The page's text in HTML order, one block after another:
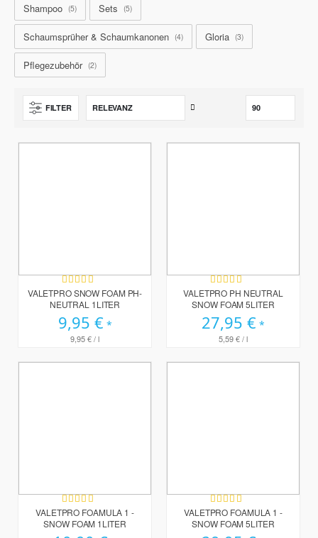
Shampoo 5 Sets 5
Schaumsprüher & Schaumkanonen 4 Gloria 3
Pflegezubehör 2
FILTER
Bewertung:
97%
VALETPRO SNOW FOAM PH-
NEUTRAL 1LITER
9,95 €
9,95 €/ l
Bewertung:
99%
VALETPRO PH NEUTRAL
SNOW FOAM 5LITER
27,95 €
5,59 €/ l
Bewertung:
100%
VALETPRO FOAMULA 1 -
SNOW FOAM 1LITER
Bewertung:
100%
VALETPRO FOAMULA 1 -
SNOW FOAM 5LITER